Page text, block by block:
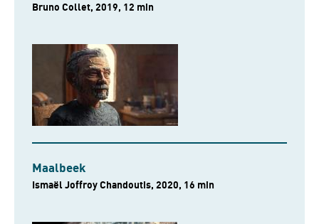
Bruno Collet, 2019, 12 min
Maalbeek
Ismaël Joffroy Chandoutis, 2020, 16 min